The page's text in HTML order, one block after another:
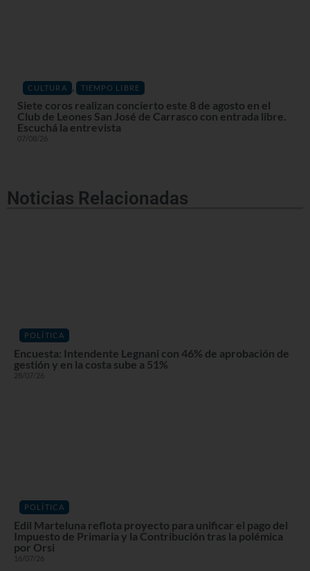
CULTURA , TIEMPO LIBRE
Siete coros realizan concierto este 8 de agosto en el
Club de Leones San José de Carrasco con entrada libre.
Escuchá la entrevista
07/08/26
Noticias Relacionadas
POLÍTICA
Encuesta: Intendente Legnani con 46% de aprobación de
gestión y en la costa sube a 51%
28/07/26
POLÍTICA
Edil Marteluna reflota proyecto para unificar el pago del
Impuesto de Primaria y la Contribución tras la polémica
por Orsi
16/07/26